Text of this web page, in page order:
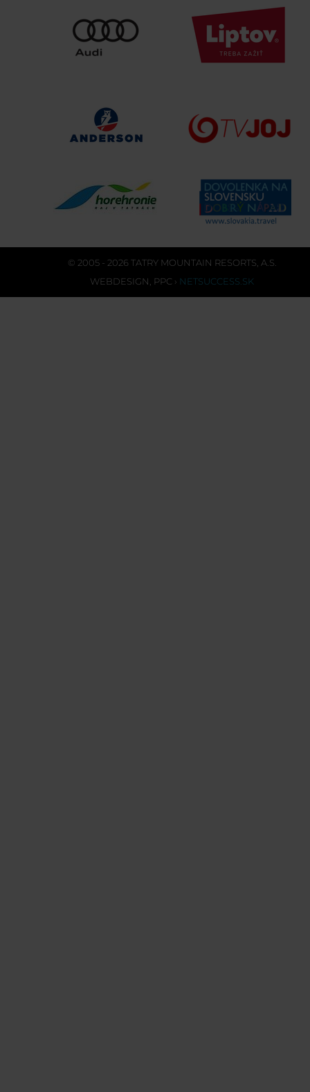
© 2005 - 2026 TATRY MOUNTAIN RESORTS, A.S.
WEBDESIGN PPC › NETSUCCESS.SK